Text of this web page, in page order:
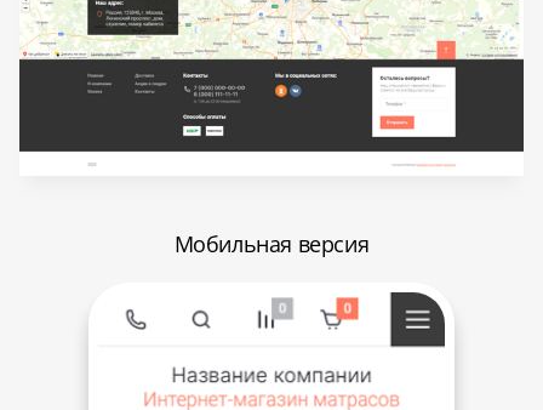
Мобильная версия